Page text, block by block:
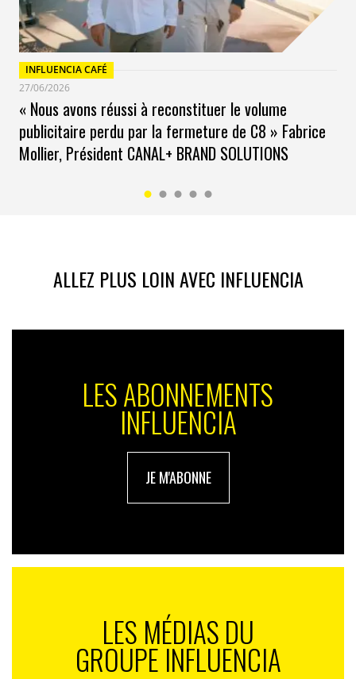
INFLUENCIA CAFÉ
27/06/2026
« Nous avons réussi à reconstituer le volume
publicitaire perdu par la fermeture de C8 » Fabrice
Mollier, Président CANAL+ BRAND SOLUTIONS
ALLEZ PLUS LOIN AVEC INFLUENCIA
LES ABONNEMENTS
INFLUENCIA
JE M'ABONNE
LES MÉDIAS DU
GROUPE INFLUENCIA